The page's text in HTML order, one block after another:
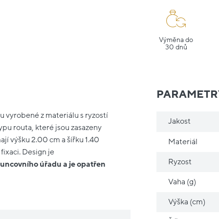
Výměna do
30 dnů
vyrobené z materiálu s ryzostí
routa, které jsou zasazeny
výšku 2.00 cm a šířku 1.40
Design je
úřadu a je opatřen
Jakost
Materiál
Ryzost
Vaha (g)
Výška (cm)